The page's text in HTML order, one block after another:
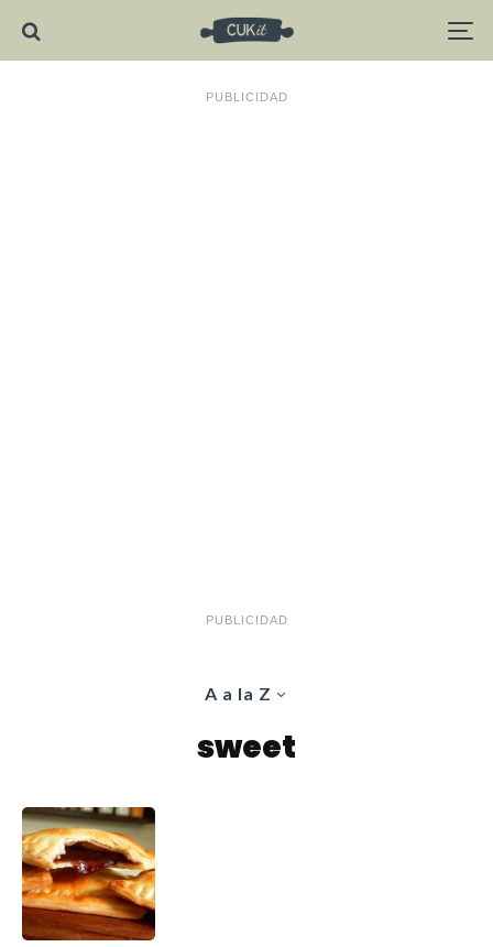
PUBLICIDAD
PUBLICIDAD
A a la Z
sweet